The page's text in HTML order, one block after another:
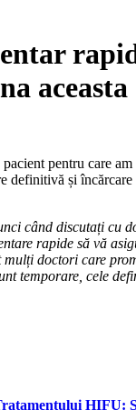
aceasta
pentru care
definitivă și
când discutați cu
rapide să vă
doctori care
temporare, cele
HIFU: